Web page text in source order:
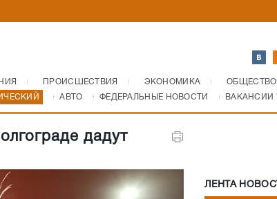
ПРОИСШЕСТВИЯ ЭКОНОМИКА ОБЩЕСТВО
АВТО ФЕДЕРАЛЬНЫЕ НОВОСТИ ВАКАНСИИ
дадут
ЛЕНТА